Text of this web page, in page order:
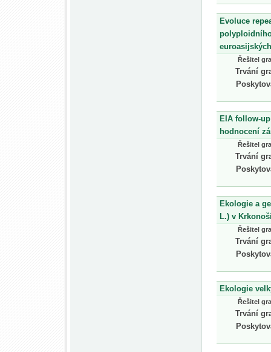
Evoluce
Řešitel
Trvání
EIA follow-
hodnocení
Řešitel
Trvání
Ekologie a
L.) v
Řešitel
Trvání
Ekologie
Řešitel
Trvání